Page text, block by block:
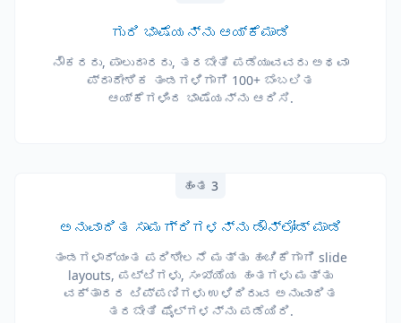
ಗುರಿ ಭಾಷೆಯನ್ನು ಆಯ್ಕೆಮಾಡಿ
ನೌಕರರು, ಪಾಲುದಾರರು, ತರಬೇತಿ ಪಡೆಯುವವರು ಅಥವಾ
ಪ್ರಾದೇಶಿಕ ತಂಡಗಳಿಗಾಗಿ 100+ ಬೆಂಬಲಿತ
ಆಯ್ಕೆಗಳಿಂದ ಭಾಷೆಯನ್ನು ಆರಿಸಿ.
ಹಂತ 3
ಅನುವಾದಿತ ಸಾಮಗ್ರಿಗಳನ್ನು ಡೌನ್‌ಲೋಡ್ ಮಾಡಿ
ತಂಡಗಳಾದ್ಯಂತ ಪರಿಶೀಲನೆ ಮತ್ತು ಹಂಚಿಕೆಗಾಗಿ slide
layouts, ಪಟ್ಟಿಗಳು, ಸಂಖ್ಯೆಯ ಹಂತಗಳು ಮತ್ತು
ವಕ್ತಾರರ ಟಿಪ್ಪಣಿಗಳು ಉಳಿದಿರುವ ಅನುವಾದಿತ
ತರಬೇತಿ ಫೈಲ್‌ಗಳನ್ನು ಪಡೆಯಿರಿ.